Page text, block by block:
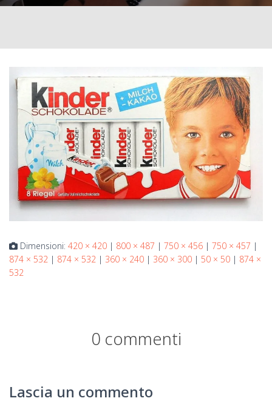
Dimensioni: 420 × 420 | 800 × 487 | 750 × 456 | 750 × 457 |
874 × 532 | 874 × 532 | 360 × 240 | 360 × 300 | 50 × 50 | 874 ×
532
0 commenti
Lascia un commento